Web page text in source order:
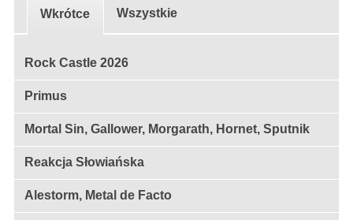
Wkrótce Wszystkie
Rock Castle 2026
Primus
Mortal Sin, Gallower, Morgarath, Hornet, Sputnik
Reakcja Słowiańska
Alestorm, Metal de Facto